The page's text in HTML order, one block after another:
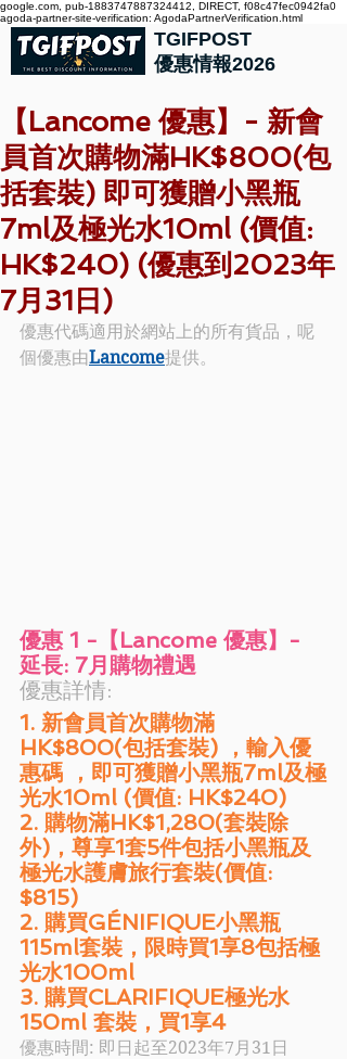
google.com, pub-1883747887324412, DIRECT, f08c47fec0942fa0
agoda-partner-site-verification: AgodaPartnerVerification.html
TGIFPOST
優惠情報2026
【Lancome 優惠】- 新會
員首次購物滿HK$800(包
括套裝) 即可獲贈小黑瓶
7ml及極光水10ml (價值:
HK$240) (優惠到2023年
7月31日)
優惠代碼適用於網站上的所有貨品，呢
個優惠由Lancome提供。
優惠 1 -【Lancome 優惠】-
延長: 7月購物禮遇
優惠詳情:
1. 新會員首次購物滿
HK$800(包括套裝) ，輸入優
惠碼 ，即可獲贈小黑瓶7ml及極
光水10ml (價值: HK$240)
2. 購物滿HK$1,280(套裝除
外)，尊享1套5件包括小黑瓶及
極光水護膚旅行套裝(價值:
$815)
2. 購買GÉNIFIQUE小黑瓶
115ml套裝，限時買1享8包括極
光水100ml
3. 購買CLARIFIQUE極光水
150ml 套裝，買1享4
優惠時間: 即日起至2023年7月31日